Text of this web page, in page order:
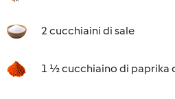
2 cucchiaini di sale
1 ½ cucchiaino di paprika